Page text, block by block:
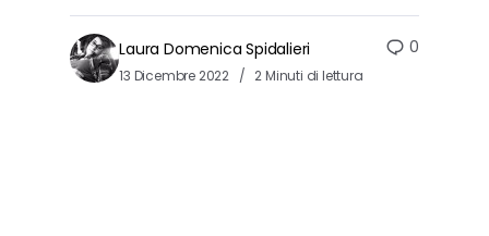
Laura Domenica Spidalieri
13 Dicembre 2022 2 Minuti di lettura
0